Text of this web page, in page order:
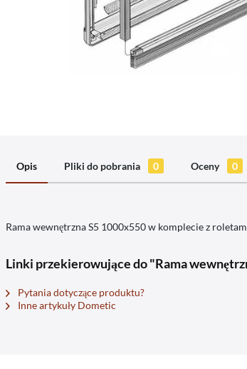
Opis Pliki do pobrania 0 Oceny 0
Rama wewnętrzna S5 1000x550 w komplecie z
Linki przekierowujące do "Rama
Pytania dotyczące produktu?
Inne artykuły Dometic